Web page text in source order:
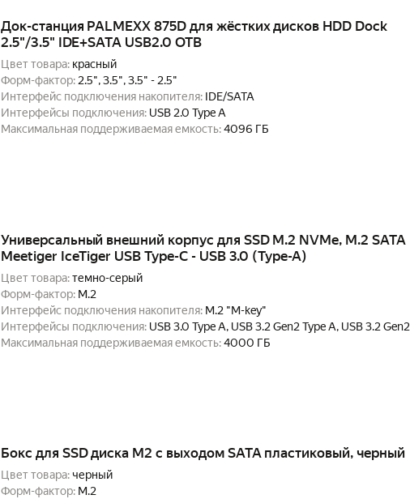
Док-станция PALMEXX 875D для жёстких дисков HDD Dock
2.5"/3.5" IDE+SATA USB2.0 OTB
Цвет товара: красный
Форм-фактор:2.5", 3.5", 3.5" - 2.5"
Интерфейс подключения накопителя: IDE/SATA
Интерфейсы подключения: USB 2.0 Type A
Максимальная поддерживаемая емкость:4096 ГБ
Универсальный внешний корпус для SSD M.2 NVMe, M.2 SATA
Meetiger IceTiger USB Type-C - USB 3.0 (Type-A)
Цвет товара:темно-серый
Форм-фактор: M.2
Интерфейс подключения накопителя: M.2 "M-key"
Интерфейсы подключения: USB 3.0 Type A, USB 3.2 Gen2 Type A, USB 3.2 Gen2
Type-С
Максимальная поддерживаемая емкость:4000 ГБ
Бокс для SSD диска M2 с выходом SATA пластиковый, черный
Цвет товара:черный
Форм-фактор: M.2